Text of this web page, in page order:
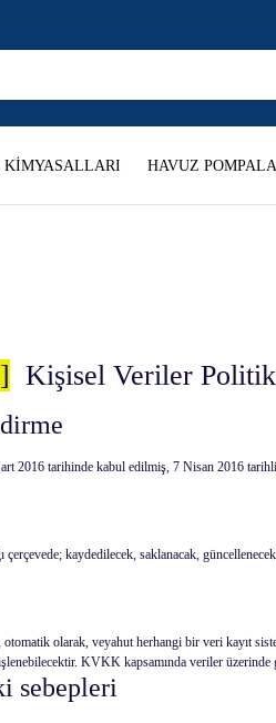
KİMYASALLARI HAVUZ
Kişisel Veriler
tarihinde kabul edilmiş, 7 Nisan 2016 tarihli
kaydedilecek, saklanacak,
olarak, veyahut herhangi bir veri kayıt
KVKK kapsamında veriler
sebepleri